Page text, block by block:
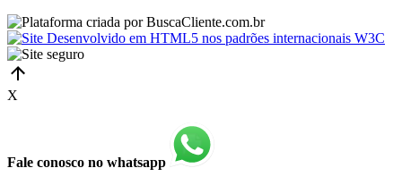
X
Fale conosco no whatsapp